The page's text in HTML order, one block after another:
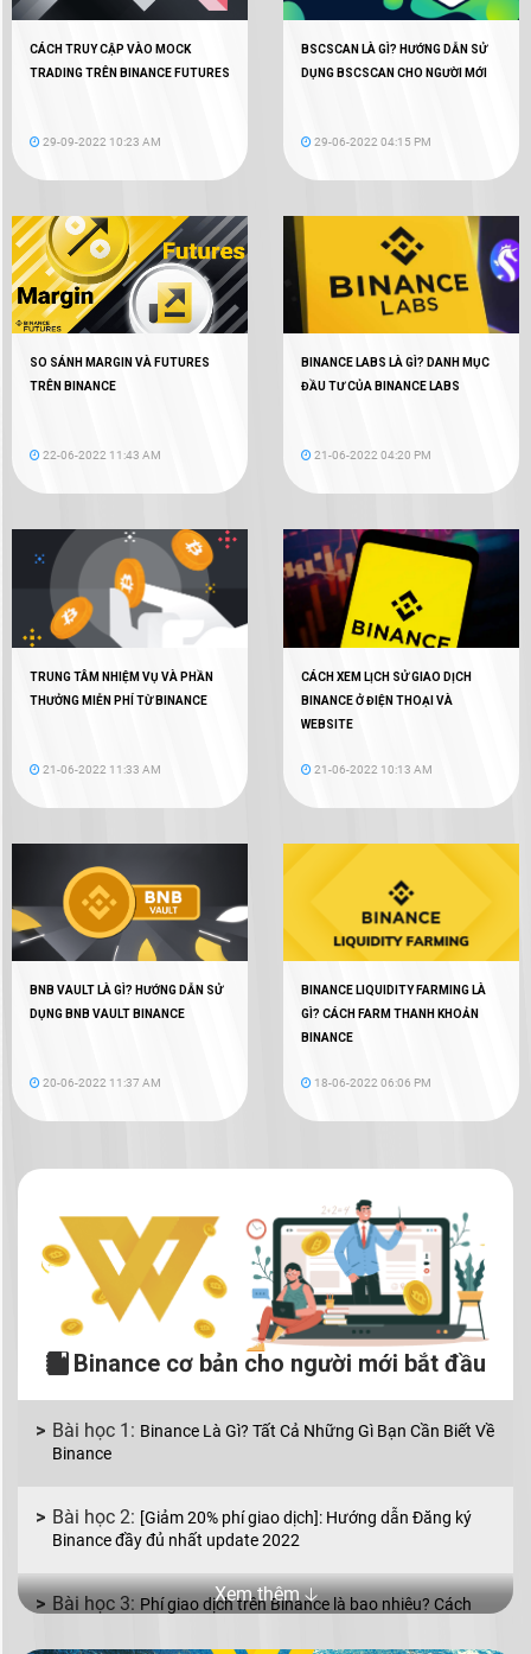
CÁCH TRUY CẬP VÀO MOCK
TRADING TRÊN BINANCE FUTURES
29-09-2022 10:23 AM
BSCSCAN LÀ GÌ? HƯỚNG DẪN SỬ
DỤNG BSCSCAN CHO NGƯỜI MỚI
29-06-2022 04:15 PM
SO SÁNH MARGIN VÀ FUTURES
TRÊN BINANCE
22-06-2022 11:43 AM
BINANCE LABS LÀ GÌ? DANH MỤC
ĐẦU TƯ CỦA BINANCE LABS
21-06-2022 04:20 PM
TRUNG TÂM NHIỆM VỤ VÀ PHẦN
THƯỞNG MIỄN PHÍ TỪ BINANCE
21-06-2022 11:33 AM
CÁCH XEM LỊCH SỬ GIAO DỊCH
BINANCE Ở ĐIỆN THOẠI VÀ
WEBSITE
21-06-2022 10:13 AM
BNB VAULT LÀ GÌ? HƯỚNG DẪN SỬ
DỤNG BNB VAULT BINANCE
20-06-2022 11:37 AM
BINANCE LIQUIDITY FARMING LÀ
GÌ? CÁCH FARM THANH KHOẢN
BINANCE
18-06-2022 06:06 PM
Binance cơ bản cho người mới bắt đầu
Binance Là Gì? Tất Cả Những Gì Bạn Cần Biết Về
Binance
[Giảm 20% phí giao dịch]: Hướng dẫn Đăng ký
Binance đầy đủ nhất update 2022
Phí giao dịch trên Binance là bao nhiêu? Cách
Xem thêm 🡣